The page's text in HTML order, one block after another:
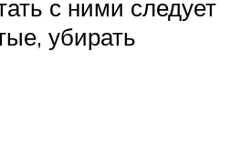
с ними следует
убирать